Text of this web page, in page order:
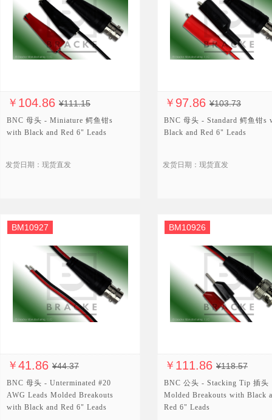
￥ 104.86 ¥111.15
BNC 母头 - Miniature 鳄鱼钳s
with Black and Red 6" Leads
发货日期：现货直发
￥ 97.86 ¥103.73
BNC 母头 - Standard 鳄鱼钳s
Black and Red 6" Leads
发货日期：现货直发
￥ 41.86 ¥44.37
BM10927
BNC 母头 - Unterminated #20
AWG Leads Molded Breakouts
with Black and Red 6" Leads
￥ 111.86 ¥118.57
BM10926
BNC 公头 - Stacking Tip 插头
Molded Breakouts with Black
Red 6" Leads